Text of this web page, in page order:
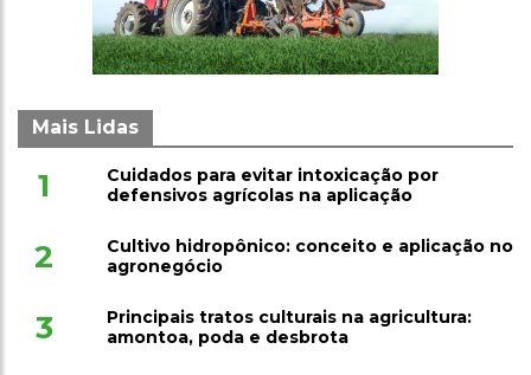
Mais Lidas
1
Cuidados para evitar intoxicação por
defensivos agrícolas na aplicação
2
Cultivo hidropônico: conceito e aplicação no
agronegócio
3
Principais tratos culturais na agricultura:
amontoa, poda e desbrota